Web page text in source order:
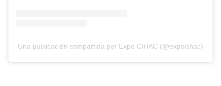
Una publicación compartida por Expo CIHAC (@expocihac)